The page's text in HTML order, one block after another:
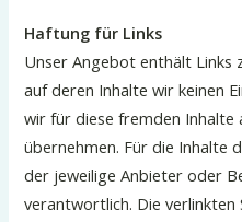
Haftung für Links
Unser Angebot enthält
auf deren Inhalte wir keinen
wir für diese fremden Inhalte
übernehmen. Für die Inhalte
der jeweilige Anbieter oder
verantwortlich. Die